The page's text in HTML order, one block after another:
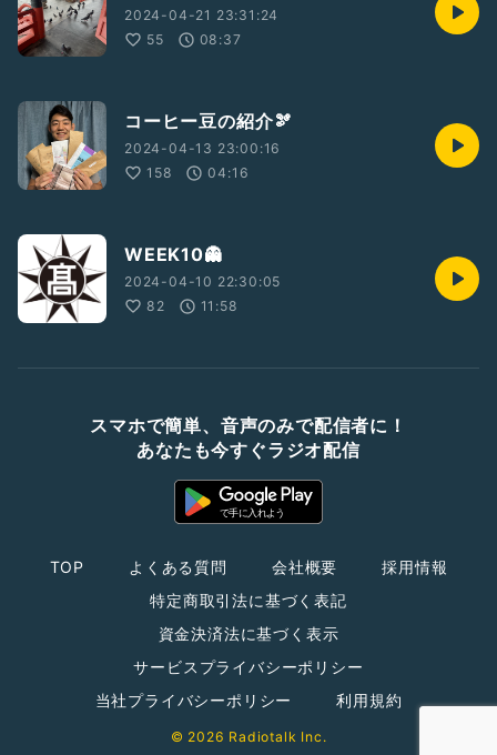
2024-04-21 23:31:24
55
08:37
コーヒー豆の紹介🫘
2024-04-13 23:00:16
158
04:16
WEEK10👻
2024-04-10 22:30:05
82
11:58
スマホで簡単、音声のみで配信者に！
あなたも今すぐラジオ配信
TOP よくある質問 会社概要
採用情報
特定商取引法に基づく表記
資金決済法に基づく表示
サービスプライバシーポリシー
当社プライバシーポリシー
利用規約
© 2026 Radiotalk Inc.